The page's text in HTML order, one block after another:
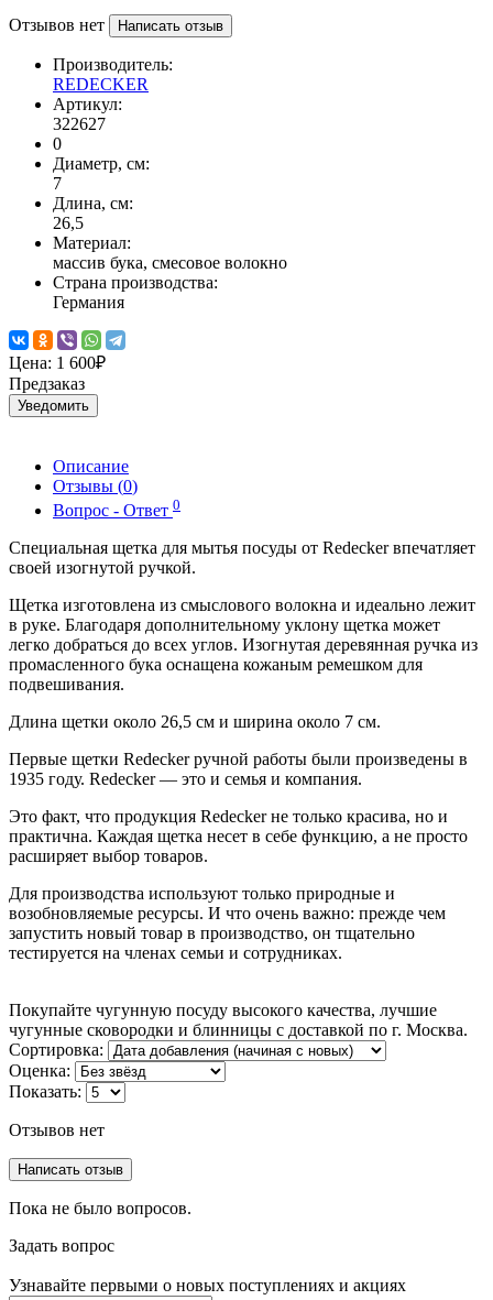
Отзывов нет Написать отзыв
Производитель:
REDECKER
Артикул:
322627
0
Диаметр, см:
7
Длина, см:
26,5
Материал:
массив бука, смесовое волокно
Страна производства:
Германия
Цена: 1 600₽
Предзаказ
Уведомить
Описание
Отзывы (0)
Вопрос - Ответ 0
Специальная щетка для мытья посуды от Redecker впечатляет
своей изогнутой ручкой.
Щетка изготовлена из смыслового волокна и идеально лежит
в руке. Благодаря дополнительному уклону щетка может
легко добраться до всех углов. Изогнутая деревянная ручка из
промасленного бука оснащена кожаным ремешком для
подвешивания.
Длина щетки около 26,5 см и ширина около 7 см.
Первые щетки Redecker ручной работы были произведены в
1935 году. Redecker — это и семья и компания.
Это факт, что продукция Redecker не только красива, но и
практична. Каждая щетка несет в себе функцию, а не просто
расширяет выбор товаров.
Для производства используют только природные и
возобновляемые ресурсы. И что очень важно: прежде чем
запустить новый товар в производство, он тщательно
тестируется на членах семьи и сотрудниках.
Покупайте чугунную посуду высокого качества, лучшие
чугунные сковородки и блинницы с доставкой по г. Москва.
Сортировка:
Оценка:
Показать:
Отзывов нет
Написать отзыв
Пока не было вопросов.
Задать вопрос
Узнавайте первыми о новых поступлениях и акциях